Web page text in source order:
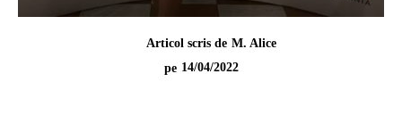
Articol scris de M. Alice
pe 14/04/2022